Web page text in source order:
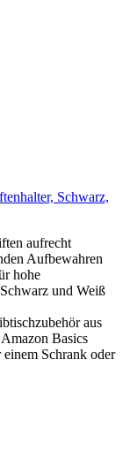
Schwarz,
aufrecht
Aufbewahren
hohe
und Weiß
aus
Basics
Schrank oder